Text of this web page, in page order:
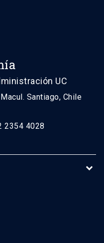
UC
Santiago, Chile
2354 4028